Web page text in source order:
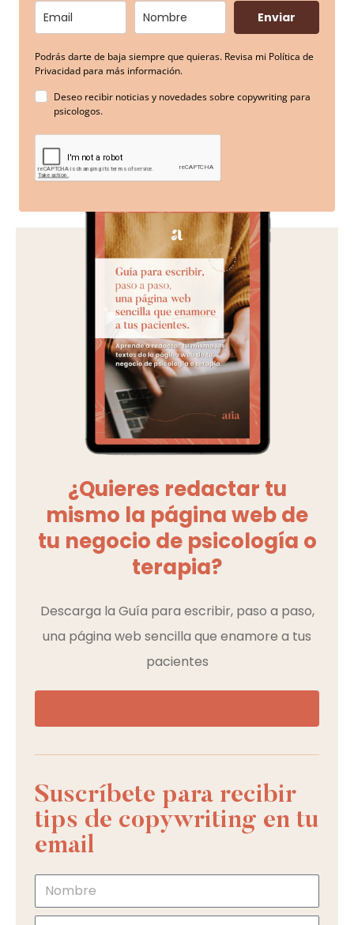
¿Quieres redactar tu
mismo la página web de
tu negocio de psicología o
terapia?
Descarga la Guía para escribir, paso a paso,
una página web sencilla que enamore a tus
pacientes
Suscríbete para recibir
tips de copywriting en tu
email
Enviar
Podrás darte de baja siempre que quieras. Revisa mi Política de
Privacidad para más información.
Deseo recibir noticias y novedades sobre copywriting para
psicologos.